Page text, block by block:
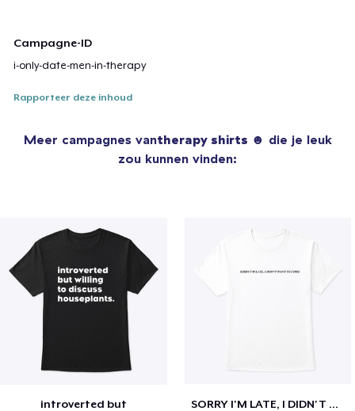
Campagne-ID
i-only-date-men-in-therapy
Rapporteer deze inhoud
Meer campagnes vantherapy shirts ☻ die je leuk
zou kunnen vinden:
introverted but SORRY I'M LATE, I DIDN'T WANT TO COME